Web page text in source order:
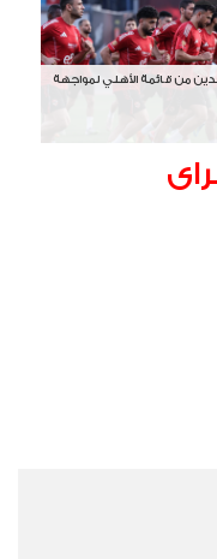
من قائمة الأهلي لمواجهة